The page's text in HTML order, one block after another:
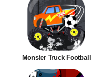
Monster Truck Football